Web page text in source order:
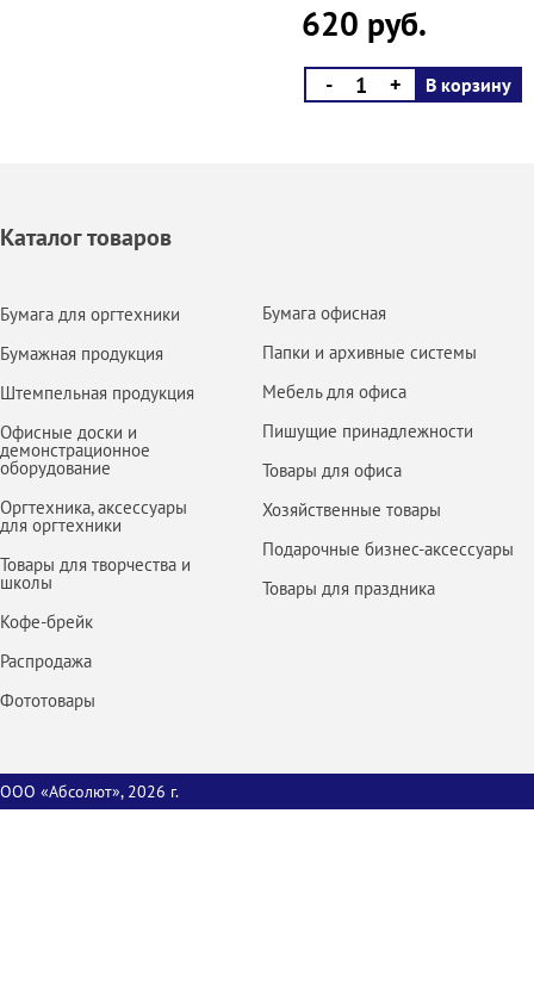
620 руб.
- + В корзину
Каталог товаров
Бумага для оргтехники
Бумажная продукция
Штемпельная продукция
Офисные доски и
демонстрационное
оборудование
Оргтехника, аксессуары
для оргтехники
Товары для творчества и
школы
Кофе-брейк
Распродажа
Фототовары
Бумага офисная
Папки и архивные системы
Мебель для офиса
Пишущие принадлежности
Товары для офиса
Хозяйственные товары
Подарочные бизнес-аксессуары
Товары для праздника
ООО «Абсолют», 2026 г.